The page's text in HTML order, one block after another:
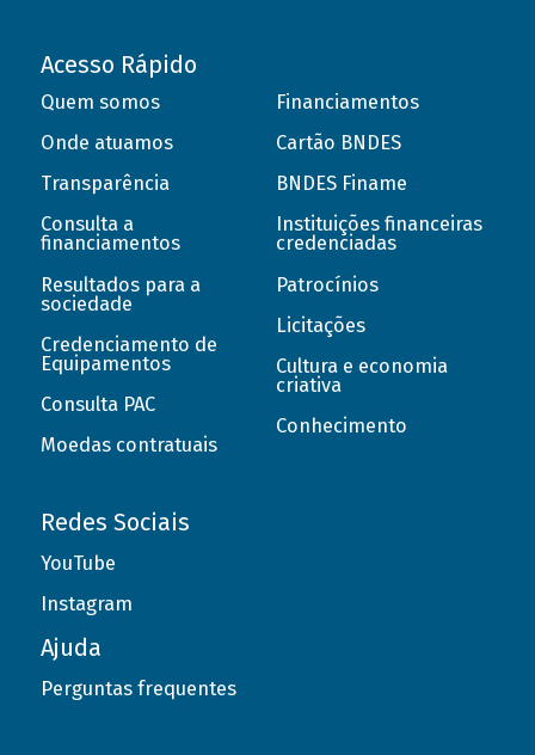
Acesso Rápido
Quem somos
Onde atuamos
Transparência
Consulta a
financiamentos
Resultados para a
sociedade
Credenciamento de
Equipamentos
Consulta PAC
Moedas contratuais
Financiamentos
Cartão BNDES
BNDES Finame
Instituições financeiras
credenciadas
Patrocínios
Licitações
Cultura e economia
criativa
Conhecimento
Redes Sociais
YouTube
Instagram
Ajuda
Perguntas frequentes